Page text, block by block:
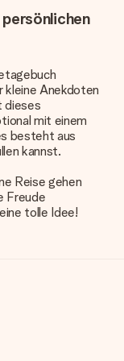
kleine Anekdoten
dieses
mit einem
besteht aus
kannst.
Reise gehen
Freude
tolle Idee!